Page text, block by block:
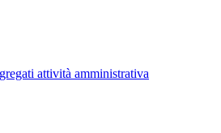
attività amministrativa